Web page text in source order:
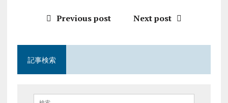
Previous post Next post
記事検索